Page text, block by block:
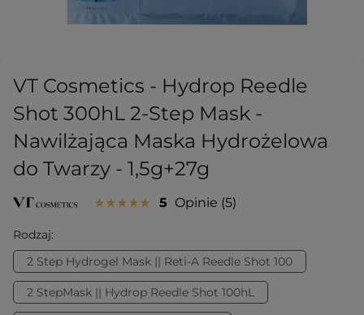
VT Cosmetics - Hydrop Reedle
Shot 300hL 2-Step Mask -
Nawilżająca Maska Hydrożelowa
do Twarzy - 1,5g+27g
5 Opinie 5
Rodzaj:
2 Step Hydrogel Mask || Reti-A Reedle Shot 100
2 StepMask || Hydrop Reedle Shot 100hL